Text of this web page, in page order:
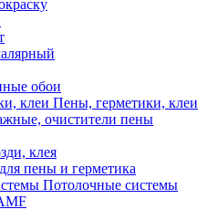
обои
Пены, герметики, клеи
очистители пены
клея
пены и герметика
Потолочные системы